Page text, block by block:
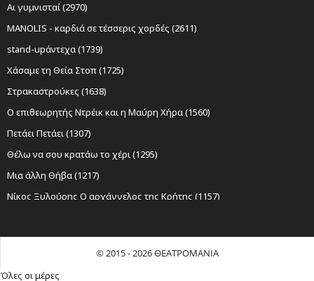
Αι γυμνισταί (2970)
MANOLIS - καρδιά σε τέσσερις χορδές (2611)
stand-upάντεχα (1739)
Χάσαμε τη Θεία Στοπ (1725)
Στρακαστρούκες (1638)
Ο επιθεωρητής Ντρέικ και η Μαύρη Χήρα (1560)
Πετάει Πετάει (1307)
Θέλω να σου κρατάω το χέρι (1295)
Μια άλλη Θήβα (1217)
Νίκος Ξυλούρης Ο αρχάγγελος της Κρήτης (1157)
Ο Σώζων Εαυτόν Σωθήτω (1098)
Όχι Άλλο Κάρβουνο (1024)© 2015 - 2026 ΘΕΑΤΡΟΜΑΝΙΑ
Όλες οι μέρες